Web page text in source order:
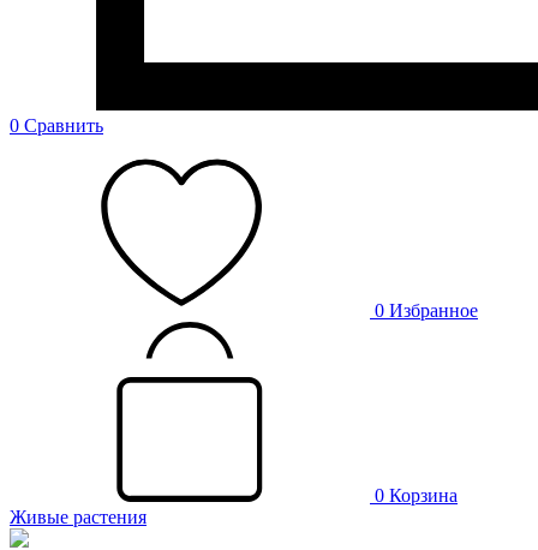
0 Сравнить
0 Избранное
0 Корзина
Живые растения